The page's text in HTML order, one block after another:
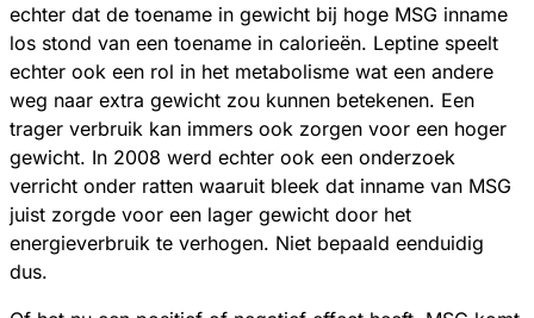
echter dat de toename in gewicht bij hoge MSG inname
los stond van een toename in calorieën. Leptine speelt
echter ook een rol in het metabolisme wat een andere
weg naar extra gewicht zou kunnen betekenen. Een
trager verbruik kan immers ook zorgen voor een hoger
gewicht. In 2008 werd echter ook een onderzoek
verricht onder ratten waaruit bleek dat inname van MSG
juist zorgde voor een lager gewicht door het
energieverbruik te verhogen. Niet bepaald eenduidig
dus.